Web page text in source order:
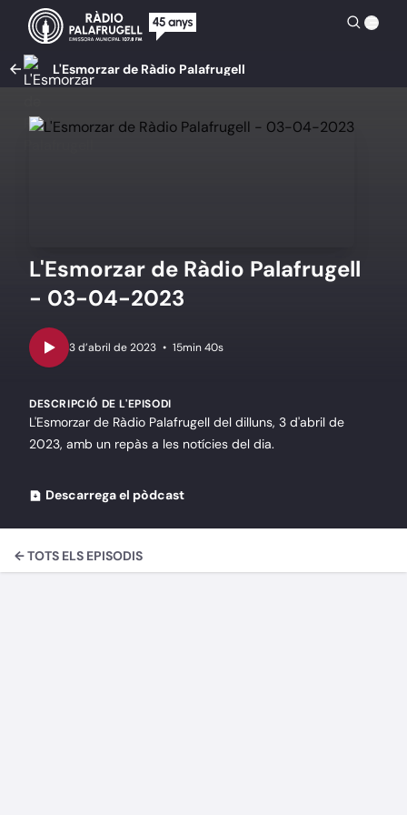
L'Esmorzar de Ràdio Palafrugell
L'Esmorzar de Ràdio Palafrugell
- 03-04-2023
• 15min 40s
DESCRIPCIÓ DE L'EPISODI
L'Esmorzar de Ràdio Palafrugell del dilluns, 3 d'abril de
2023, amb un repàs a les notícies del dia.
Descarrega el pòdcast
← TOTS ELS EPISODIS